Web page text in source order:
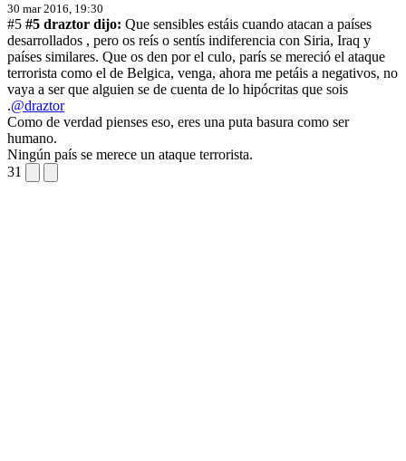
30 mar 2016, 19:30
#5 #5 draztor dijo: Que sensibles estáis cuando atacan a países
desarrollados , pero os reís o sentís indiferencia con Siria, Iraq y
países similares. Que os den por el culo, parís se mereció el ataque
terrorista como el de Belgica, venga, ahora me petáis a negativos, no
vaya a ser que alguien se de cuenta de lo hipócritas que sois
.@draztor
Como de verdad pienses eso, eres una puta basura como ser
humano.
Ningún país se merece un ataque terrorista.
31